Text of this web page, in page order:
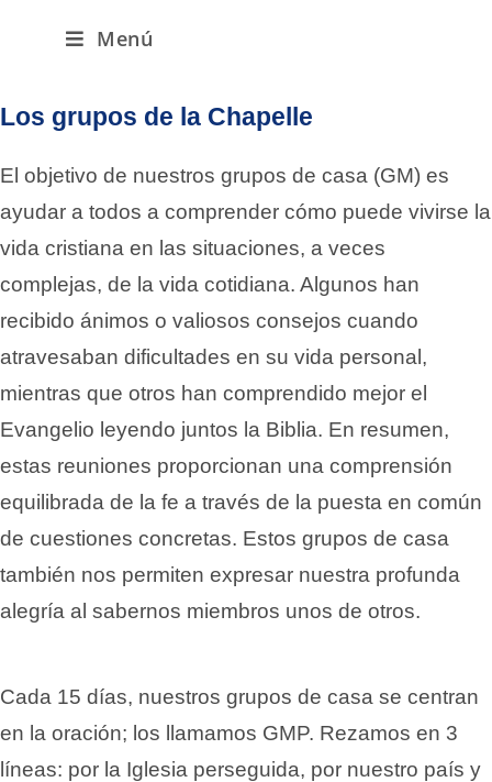
Menú
Los grupos de la Chapelle
El objetivo de nuestros grupos de casa (GM) es
ayudar a todos a comprender cómo puede vivirse la
vida cristiana en las situaciones, a veces
complejas, de la vida cotidiana. Algunos han
recibido ánimos o valiosos consejos cuando
atravesaban dificultades en su vida personal,
mientras que otros han comprendido mejor el
Evangelio leyendo juntos la Biblia. En resumen,
estas reuniones proporcionan una comprensión
equilibrada de la fe a través de la puesta en común
de cuestiones concretas. Estos grupos de casa
también nos permiten expresar nuestra profunda
alegría al sabernos miembros unos de otros.
Cada 15 días, nuestros grupos de casa se centran
en la oración; los llamamos GMP. Rezamos en 3
líneas: por la Iglesia perseguida, por nuestro país y